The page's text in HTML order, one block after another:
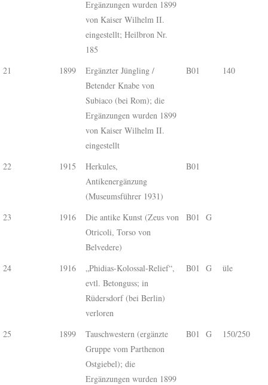
Ergänzungen wurden 1899
von Kaiser Wilhelm II.
eingestellt; Heilbron Nr.
185
21
1899
Ergänzter Jüngling /
Betender Knabe von
Subiaco (bei Rom); die
Ergänzungen wurden 1899
von Kaiser Wilhelm II.
eingestellt
B01 140
22 1915
Herkules,
Antikenergänzung
(Museumsführer 1931)
B01
23 1916
Die antike Kunst (Zeus von
Otricoli, Torso von
Belvedere)
B01 G
24 1916
„Phidias-Kolossal-Relief“,
evtl. Betonguss; in
Rüdersdorf (bei Berlin)
verloren
B01 G üle
25 1899
Tauschwestern (ergänzte
Gruppe vom Parthenon
Ostgiebel); die
Ergänzungen wurden 1899
B01 G 150/250